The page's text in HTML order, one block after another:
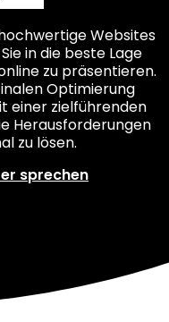
Websites
in die beste Lage
zu präsentieren.
Optimierung
einer zielführenden
Herausforderungen
zu lösen.
sprechen